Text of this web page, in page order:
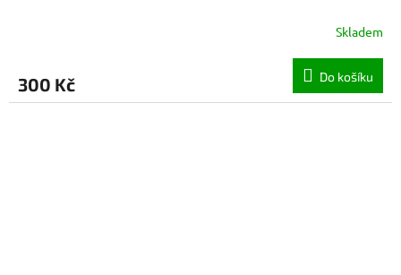
Skladem
300 Kč Do košíku